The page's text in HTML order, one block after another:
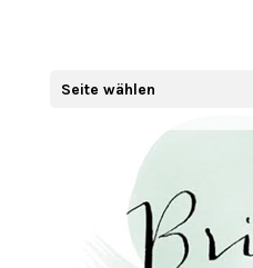
Seite wählen